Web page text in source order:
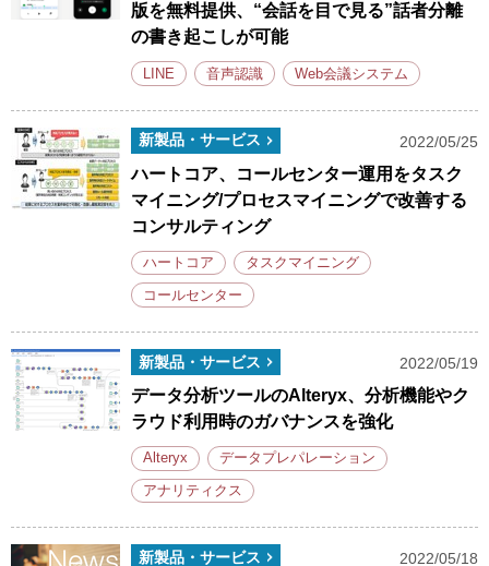
版を無料提供、“会話を目で見る”話者分離
の書き起こしが可能
LINE 音声認識 Web会議システム
新製品・サービス 2022/05/25
ハートコア、コールセンター運用をタスク
マイニング/プロセスマイニングで改善する
コンサルティング
ハートコア タスクマイニング
コールセンター
新製品・サービス 2022/05/19
データ分析ツールのAlteryx、分析機能やク
ラウド利用時のガバナンスを強化
Alteryx データプレパレーション
アナリティクス
新製品・サービス 2022/05/18